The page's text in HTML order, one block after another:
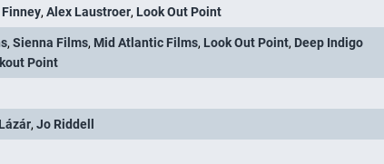
, Alex Laustroer, Look Out Point
, Sienna Films, Mid Atlantic Films, Look Out Point, Deep Indigo
Point
, Jo Riddell